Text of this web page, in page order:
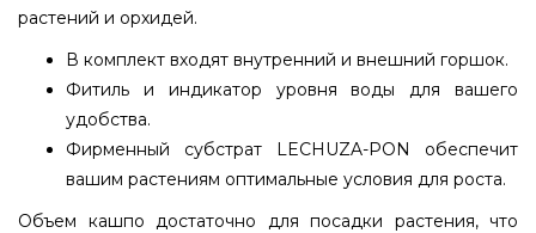
растений и орхидей.
В комплект входят внутренний и внешний горшок.
Фитиль и индикатор уровня воды для вашего
удобства.
Фирменный субстрат LECHUZA-PON обеспечит
вашим растениям оптимальные условия для роста.
Объем кашпо достаточно для посадки растения, что